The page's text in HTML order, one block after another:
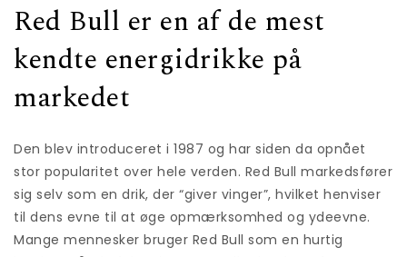
Red Bull er en af de mest
kendte energidrikke på
markedet
Den blev introduceret i 1987 og har siden da opnået
stor popularitet over hele verden. Red Bull markedsfører
sig selv som en drik, der “giver vinger”, hvilket henviser
til dens evne til at øge opmærksomhed og ydeevne.
Mange mennesker bruger Red Bull som en hurtig